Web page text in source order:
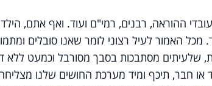
ההוראה, רבנים, רמי"ם ועוד. ואף אתם,
מכל האמור לעיל רצוני לומר שאנו סובלים
שלעיתים מסתבכות בסבך מסורבל וכמעט ללא
או חבר, תיכף ומיד מערכת החושים שלנו